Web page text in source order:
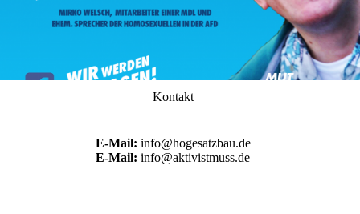
Kontakt
E-Mail: info@hogesatzbau.de
E-Mail: info@aktivistmuss.de